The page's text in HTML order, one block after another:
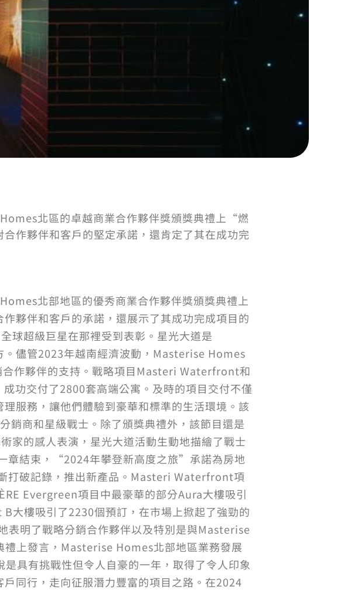
北區的卓越商業合作夥伴獎頒獎典禮上“燃
夥伴和客戶的堅定承諾，還肯定了其在成功完
北部地區的優秀商業合作夥伴獎頒獎典禮上
夥伴和客戶的承諾，還展示了其成功完成項目的
球超級巨星在那裡受到表彰。星光大道是
儘管2023年越南經濟波動，Masterise Homes
合作夥伴的支持。戰略項目Masteri Waterfront和
功交付了2800套高端公寓。及時的項目交付不僅
服務，讓他們體驗到豪華和標準的生活環境。該
銷商和星級戰士。除了頒獎典禮外，該節目還是
家的感人表演，星光大道活動生動地描繪了戰士
章結束，“2024年攀登新高度之旅”承諾為房地
打破記錄，推出新產品。Masteri Waterfront項
Evergreen項目中最豪華的部分Aura大樓吸引
樓吸引了2230個預訂，在市場上掀起了強勁的
表明了戰略分銷合作夥伴以及特別是與Masterise
上發言，Masterise Homes北部地區業務發展
具有挑戰性但令人自豪的一年，取得了令人印象
同行，走向征服潛力豐富的項目之路。在2024